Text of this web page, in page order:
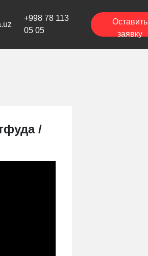
+998 78 113
05 05
Оставить
заявку
/